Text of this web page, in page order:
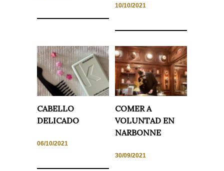
10/10/2021
CABELLO
DELICADO
06/10/2021
COMER A
VOLUNTAD EN
NARBONNE
30/09/2021